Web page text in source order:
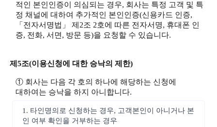
적인 본인인증이 의심되는 경우, 회사는 특정 고객 및 특
정 채널에 대하여 추가적인 본인인증(신용카드 인증,
「전자서명법」 제2조 2호에 따른 전자서명, 휴대폰 인
증, 전화, 서면, 방문 등)을 요청할 수 있습니다.
제5조(이용신청에 대한 승낙의 제한)
① 회사는 다음 각 호의 하나에 해당하는 신청에
대하여는 승낙을 하지 아니합니다.
1. 타인명의로 신청하는 경우, 고객본인이 아니거나 본
인 여부 확인을 거부하는 경우